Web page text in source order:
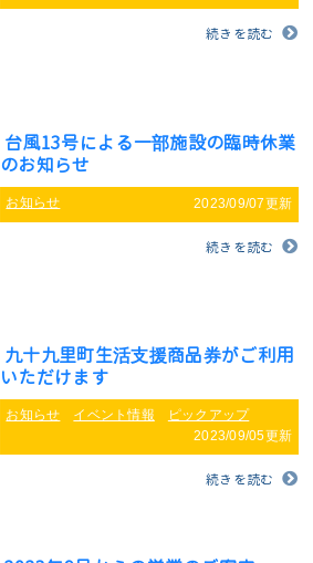
続きを読む
台風13号による一部施設の臨時休業
のお知らせ
お知らせ 2023/09/07更新
続きを読む
九十九里町生活支援商品券がご利用
いただけます
お知らせ イベント情報
ピックアップ
2023/09/05更新
続きを読む